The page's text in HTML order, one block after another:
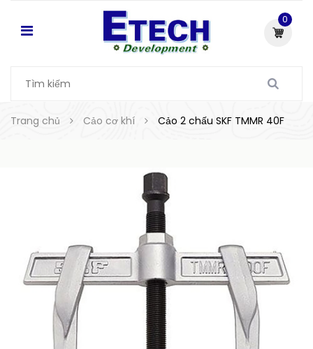
0
Trang chủ Cảo cơ khí Cảo 2 chấu SKF TMMR 40F